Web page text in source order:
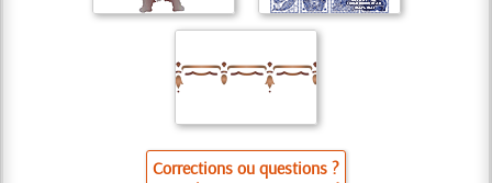
Corrections ou questions ?